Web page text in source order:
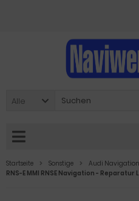
Alle
Startseite Sonstige Audi Navigation
RNS-E MMI RNSE Navigation - Reparatur